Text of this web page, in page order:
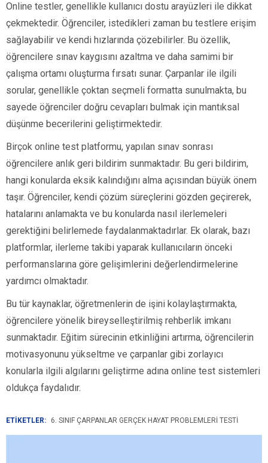
Online testler, genellikle kullanıcı dostu arayüzleri ile dikkat
çekmektedir. Öğrenciler, istedikleri zaman bu testlere erişim
sağlayabilir ve kendi hızlarında çözebilirler. Bu özellik,
öğrencilere sınav kaygısını azaltma ve daha samimi bir
çalışma ortamı oluşturma fırsatı sunar. Çarpanlar ile ilgili
sorular, genellikle çoktan seçmeli formatta sunulmakta, bu
sayede öğrenciler doğru cevapları bulmak için mantıksal
düşünme becerilerini geliştirmektedir.
Birçok online test platformu, yapılan sınav sonrası
öğrencilere anlık geri bildirim sunmaktadır. Bu geri bildirim,
hangi konularda eksik kalındığını alma açısından büyük önem
taşır. Öğrenciler, kendi çözüm süreçlerini gözden geçirerek,
hatalarını anlamakta ve bu konularda nasıl ilerlemeleri
gerektiğini belirlemede faydalanmaktadırlar. Ek olarak, bazı
platformlar, ilerleme takibi yaparak kullanıcıların önceki
performanslarına göre gelişimlerini değerlendirmelerine
yardımcı olmaktadır.
Bu tür kaynaklar, öğretmenlerin de işini kolaylaştırmakta,
öğrencilere yönelik bireyselleştirilmiş rehberlik imkanı
sunmaktadır. Eğitim sürecinin etkinliğini artırma, öğrencilerin
motivasyonunu yükseltme ve çarpanlar gibi zorlayıcı
konularla ilgili algılarını geliştirme adına online test sistemleri
oldukça faydalıdır.
ETİKETLER: 6. SINIF ÇARPANLAR GERÇEK HAYAT PROBLEMLERI TESTI